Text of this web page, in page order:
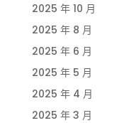
2025 年 10 月
2025 年 8 月
2025 年 6 月
2025 年 5 月
2025 年 4 月
2025 年 3 月